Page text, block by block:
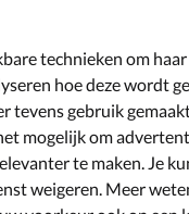
technieken om
hoe deze wordt
tevens gebruik
mogelijk om
te maken. Je
weigeren. Meer